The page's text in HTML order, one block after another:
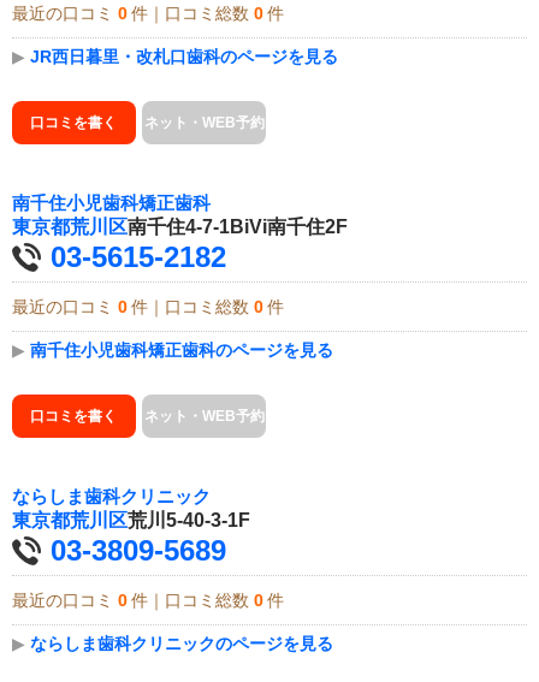
最近の口コミ 0 件｜口コミ総数 0 件
▶ JR西日暮里・改札口歯科のページを見る
口コミを書く ネット・WEB予約
南千住小児歯科矯正歯科
東京都荒川区南千住4-7-1BiVi南千住2F
03-5615-2182
最近の口コミ 0 件｜口コミ総数 0 件
▶ 南千住小児歯科矯正歯科のページを見る
口コミを書く ネット・WEB予約
ならしま歯科クリニック
東京都荒川区荒川5-40-3-1F
03-3809-5689
最近の口コミ 0 件｜口コミ総数 0 件
▶ ならしま歯科クリニックのページを見る